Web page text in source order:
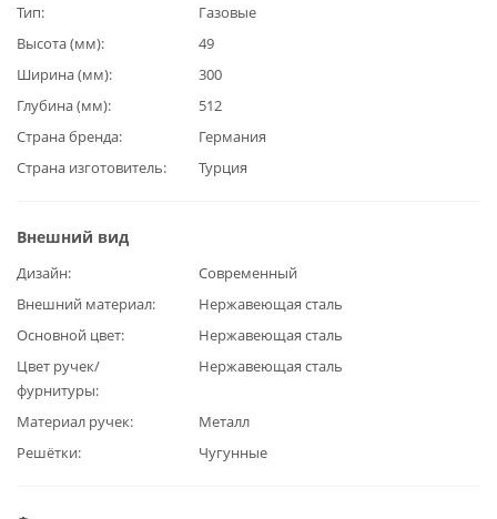
Тип
Газовые
Высота (мм)
49
Ширина (мм)
300
Глубина (мм)
512
Страна бренда
Германия
Страна изготовитель
Турция
Внешний вид
Дизайн
Современный
Внешний материал
Нержавеющая сталь
Основной цвет
Нержавеющая сталь
Цвет ручек/
фурнитуры
Нержавеющая сталь
Материал ручек
Металл
Решётки
Чугунные